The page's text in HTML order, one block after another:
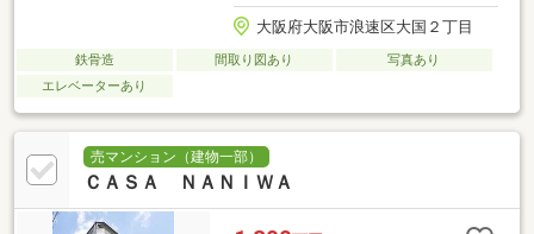
大阪府大阪市浪速区大国２丁目
鉄骨造 間取り図あり
写真あり
エレベーターあり
売マンション（建物一部）
ＣＡＳＡ ＮＡＮＩＷＡ